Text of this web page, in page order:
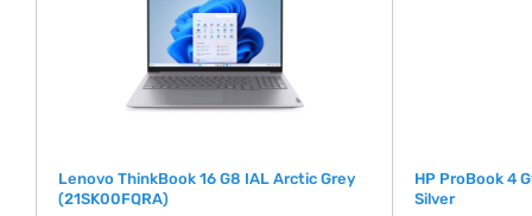
Lenovo ThinkBook 16 G8 IAL Arctic Grey
(21SK00FQRA)
HP ProBook 4
Silver